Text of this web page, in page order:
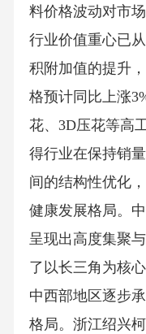
料价格波动对市
行业价值重心已
积附加值的提升
格预计同比上涨
花、3D压花等高
得行业在保持销
间的结构性优化
健康发展格局。
呈现出高度集聚
了以长三角为核
中西部地区逐步
格局。浙江绍兴